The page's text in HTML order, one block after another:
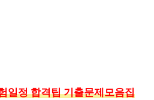
일정 합격팁 기출문제모음집